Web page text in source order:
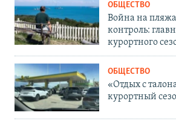
ОБЩЕСТВО
Война на
контроль:
курортного
ОБЩЕСТВО
«Отдых с
курортный